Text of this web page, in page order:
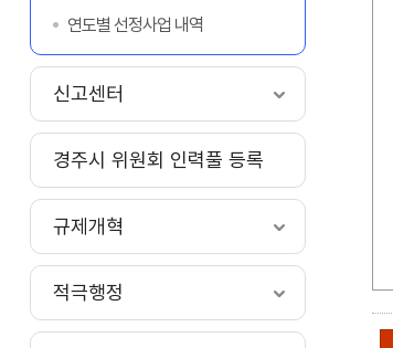
연도별 선정사업 내역
신고센터
경주시 위원회 인력풀 등록
규제개혁
적극행정